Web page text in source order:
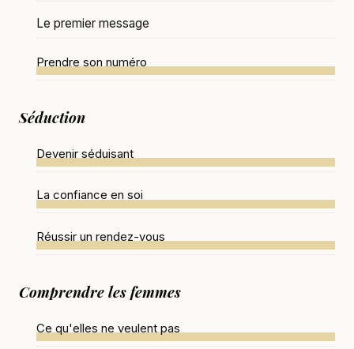
Le premier message
Prendre son numéro
Séduction
Devenir séduisant
La confiance en soi
Réussir un rendez-vous
Comprendre les femmes
Ce qu'elles ne veulent pas